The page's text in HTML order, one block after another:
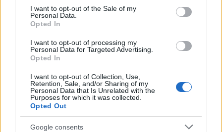
consent section.
I want to opt-out of the Sale of my
Personal Data.
Opted In
I want to opt-out of processing my
Personal Data for Targeted Advertising.
Opted In
I want to opt-out of Collection, Use,
Retention, Sale, and/or Sharing of my
Personal Data that Is Unrelated with the
Purposes for which it was collected.
Opted Out
Google consents
ειδήσεις.
Βάλε το proson.gr στα αποτελέσματα
Δημοφιλείς Ειδήσεις